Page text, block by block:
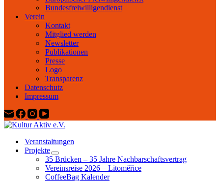
Bundesfreiwilligendienst
Verein
Kontakt
Mitglied werden
Newsletter
Publikationen
Presse
Logo
Transparenz
Datenschutz
Impressum
Veranstaltungen
Projekte
35 Brücken – 35 Jahre Nachbarschaftsvertrag
Vereinsreise 2026 – Litoměřice
CoffeeBag Kalender